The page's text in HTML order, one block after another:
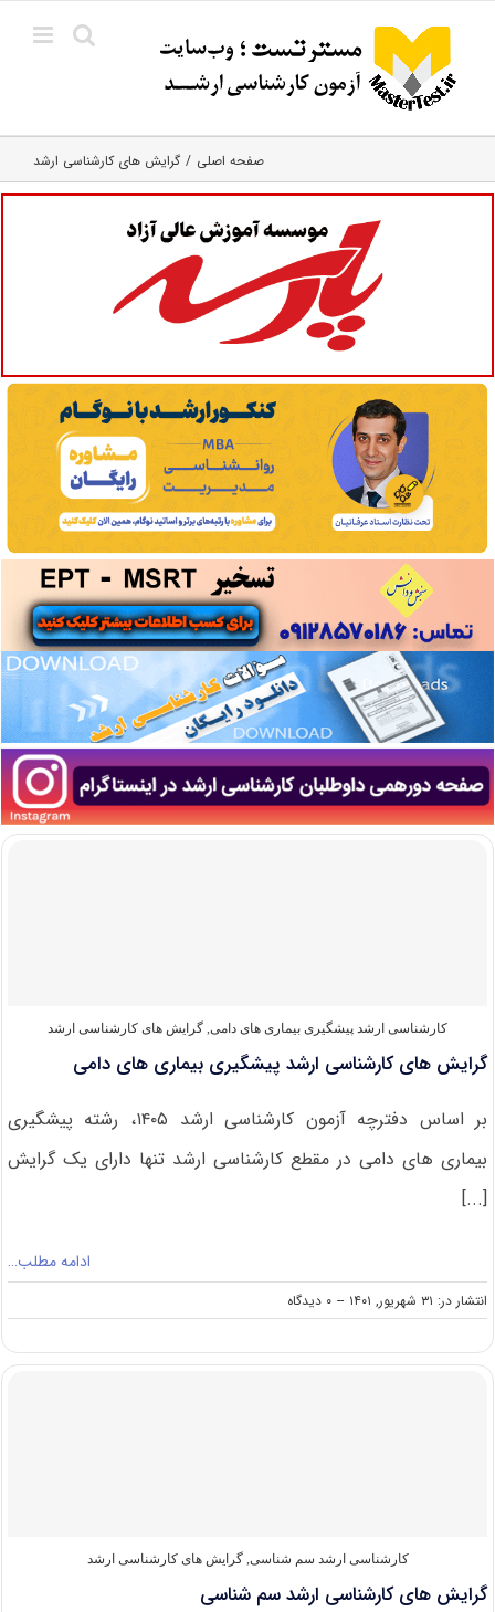
content
صفحه اصلی گرایش های کارشناسی ارشد
کارشناسی ارشد پیشگیری بیماری‌ های دامی, گرایش های کارشناسی ارشد
گرایش های کارشناسی ارشد پیشگیری بیماری های دامی
بر اساس دفترچه آزمون کارشناسی ارشد ۱۴۰۵، رشته پیشگیری
بیماری های دامی در مقطع کارشناسی ارشد تنها دارای یک گرایش
[...]
ادامه مطلب…
انتشار در: ۳۱ شهریور, ۱۴۰۱ -- ۰ دیدگاه
on
گرایش
کارشناسی
کارشناسی ارشد سم شناسی,گرایش های کارشناسی ارشد
گرایش های کارشناسی ارشد سم شناسی